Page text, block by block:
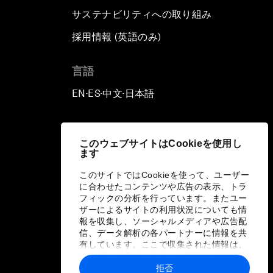
このウェブサイトはCookieを使用し
ます
このサイトではCookieを使って、ユーザー
に合わせたコンテンツや広告の表示、トラ
フィックの分析を行っています。またユー
ザーによるサイトの利用状況についても情
報を収集し、ソーシャルメディアや広告配
信、データ解析の各パートナーに情報を共
有しています。ここで収集された情報は、
ユーザーが各パートナーに提供した他の情
報や各パートナーのサービスを使用した際
拒否
サステナビリティへの取り組み
採用情報 (英語のみ)
言語
EN ▪ES▪中文▪ 日本語